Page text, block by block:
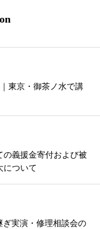
東京・御茶ノ水で講
の義援金寄付および被
について
実演・修理相談会の